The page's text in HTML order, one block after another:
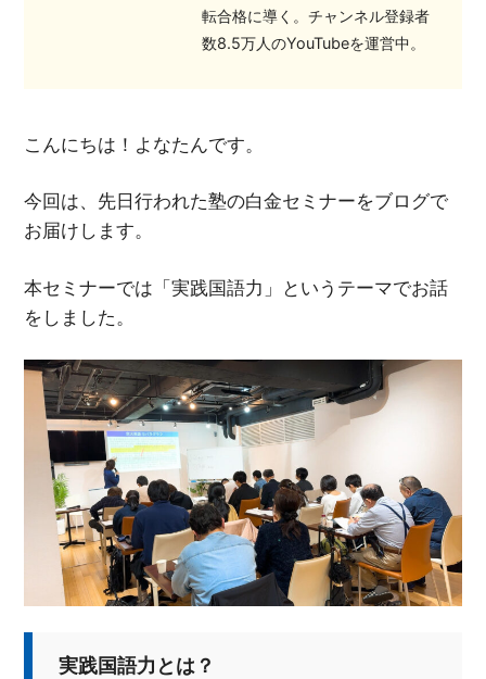
転合格に導く。チャンネル登録者
数8.5万人のYouTubeを運営中。
こんにちは！よなたんです。
今回は、先日行われた塾の白金セミナーをブログで
お届けします。
本セミナーでは「実践国語力」というテーマでお話
をしました。
実践国語力とは？